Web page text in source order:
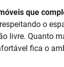
que
o
livre. Quanto
fica o